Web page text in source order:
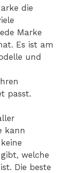
die
Marke
Es ist am
und
passt.
kann
welche
Die beste